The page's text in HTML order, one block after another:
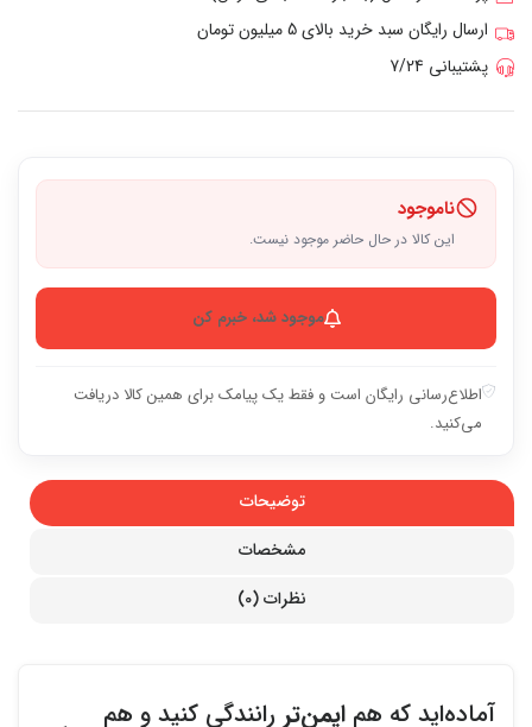
ارسال رایگان سبد خرید بالای 5 میلیون تومان
پشتیبانی 7/24
ناموجود
این کالا در حال حاضر موجود نیست.
موجود شد، خبرم کن
اطلاع‌رسانی رایگان است و فقط یک پیامک برای همین کالا دریافت
می‌کنید.
توضیحات
مشخصات
نظرات (0)
آماده‌اید که هم ایمن‌تر رانندگی کنید و هم